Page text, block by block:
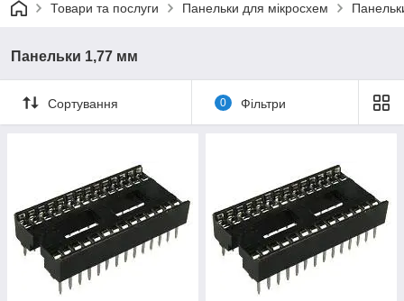
Товари та послуги Панельки для мікросхем
Панельки 1,77 мм
Сортування 0 Фільтри